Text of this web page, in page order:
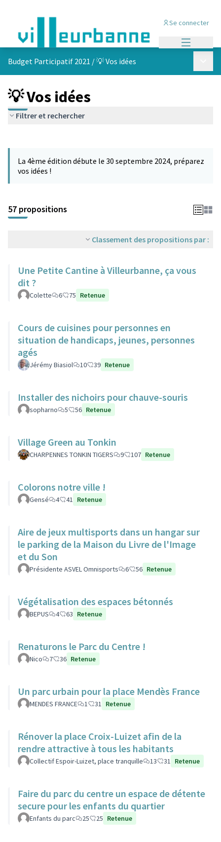
Se connecter
Budget Participatif 2021 /💡 Vos idées
💡 Vos idées
Filtrer et rechercher
La 4ème édition débute le 30 septembre 2024, préparez
vos idées !
57 propositions
Classement des propositions par :
Une Petite Cantine à Villeurbanne, ça vous
dit ?
Colette 6 75 Retenue
Cours de cuisines pour personnes en
situation de handicaps, jeunes, personnes
agés
Jérémy Biasiol 10 39 Retenue
Installer des nichoirs pour chauve-souris
sopharno 5 56 Retenue
Village Green au Tonkin
CHARPENNES TONKIN TIGERS 9 107 Retenue
Colorons notre ville !
Gensé 4 41 Retenue
Aire de jeux multisports dans un hangar sur
le parking de la Maison du Livre de l'Image
et du Son
Présidente ASVEL Omnisports 6 56 Retenue
Végétalisation des espaces bétonnés
BEPUS 4 63 Retenue
Renaturons le Parc du Centre !
Nico 7 36 Retenue
Un parc urbain pour la place Mendès France
MENDES FRANCE 1 31 Retenue
Rénover la place Croix-Luizet afin de la
rendre attractive à tous les habitants
Collectif Espoir-Luizet, place tranquille 13 31 Retenue
Faire du parc du centre un espace de détente
secure pour les enfants du quartier
Enfants du parc 25 25 Retenue